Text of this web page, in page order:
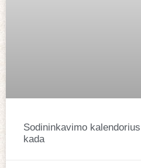
Sodininkavimo
kada